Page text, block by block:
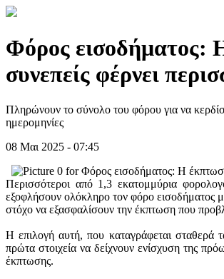
Φόρος εισοδήματος:
συνεπείς φέρνει
Πληρώνουν το σύνολο του φόρου για να
ημερομηνίες
08 Μαι 2025 - 07:45
Περισσότεροι από 1,3 εκατομμύρια
εξοφλήσουν ολόκληρο τον φόρο εισοδήματος
στόχο να εξασφαλίσουν την έκπτωση που
Η επιλογή αυτή, που καταγράφεται σταθερά
πρώτα στοιχεία να δείχνουν ενίσχυση της
έκπτωσης.